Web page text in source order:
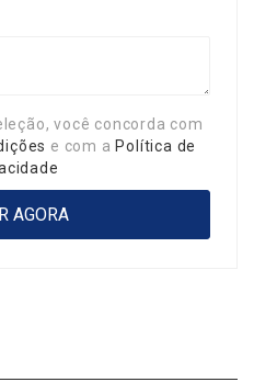
você concorda com
e com a Política de